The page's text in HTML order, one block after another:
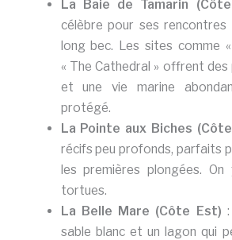
La Baie de Tamarin
célèbre pour ses rencontres
long bec. Les sites comme
« The Cathedral » offrent
et une vie marine
protégé.
La Pointe aux Biches
récifs peu profonds, parfaits
les premières plongées.
tortues.
La Belle Mare (Côte Est)
sable blanc et un lagon qui